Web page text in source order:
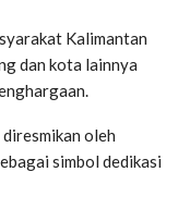
Kalimantan
dan kota lainnya
diresmikan oleh
simbol dedikasi